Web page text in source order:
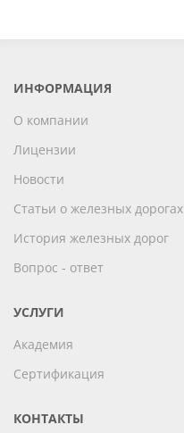
ИНФОРМАЦИЯ
О компании
Лицензии
Новости
Статьи о железных дорогах
История железных дорог
Вопрос - ответ
УСЛУГИ
Академия
Сертификация
КОНТАКТЫ